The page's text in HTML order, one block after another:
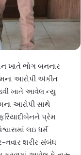
ખાતે ભોગ બનનાર
આરોપી અંકીત
ખાતે આવેલ ન્યુ
આરોપી સાથે
પ્રેમ
લઇ ધર્મ
નવાર શરીર સંબંધ